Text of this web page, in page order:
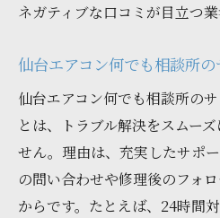
ネガティブな口コミが目立つ業
仙台エアコン何でも相談所
仙台エアコン何でも相談所の
とは、トラブル解決をスムー
せん。理由は、充実したサポ
の問い合わせや修理後のフォ
からです。たとえば、24時間